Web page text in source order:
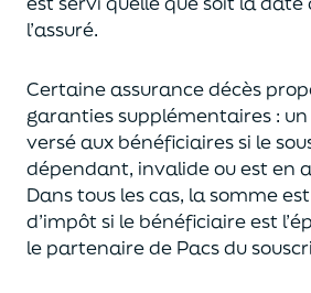
l’assuré.
Certaine assurance décès
garanties supplémentaires :
versé aux bénéficiaires si le
dépendant, invalide ouest en
Dans tous les cas, la somme
d’impôt si le bénéficiaire est
le partenaire de Pacsdu